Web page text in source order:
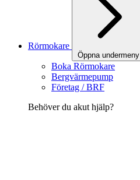
Rörmokare
Öppna undermeny
Boka Rörmokare
Bergvärmepump
Företag / BRF
Behöver du akut hjälp?